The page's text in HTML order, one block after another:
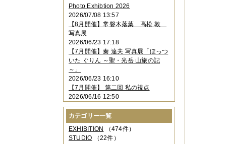
2023年09月（4件）
2023年08月 （1件）
2023年06月（3件）
2023年05月
2023年04月 （2件）
2023年03月（5件）
2023年02月（3件）
2023年01月
2022年12月 （3件）
2022年11月（2件）
2022年10月（4件）
2022年09月（2件）
2022年08月
（3件）
2022年07月（3件）
2022年05月（4件）
Photo Exhibtion 2026
2026/07/08 13:57
【8月開催】常磐木落葉 高松 敦
写真展
2026/06/23 17:18
【7月開催】秦 達夫 写真展「ほっつ
いた ぐりん ～聖・光岳 山旅の記
～」
2026/06/23 16:10
【7月開催】 第二回 私の視点
2026/06/16 12:50
カテゴリー一覧
EXHIBITION （474件）
STUDIO （22件）